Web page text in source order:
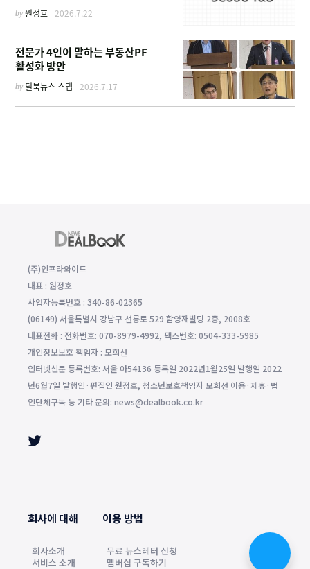
by원정호 2026.7.22
전문가 4인이 말하는 부동산PF
활성화 방안
by 딜북뉴스 스탭 2026.7.17
(주)인프라와이드
대표 : 원정호
사업자등록번호 : 340-86-02365
(06149) 서울특별시 강남구 선릉로 529 함양재빌딩 2층, 2008호
대표전화 : 전화번호: 070-8979-4992, 팩스번호: 0504-333-5985
개인정보보호 책임자 : 모희선
인터넷신문 등록번호: 서울 아54136 등록일 2022년1월25일 발행일 2022
년6월7일 발행인·편집인 원정호, 청소년보호책임자 모희선 이용·제휴·법
인단체구독 등 기타 문의: news@dealbook.co.kr
회사에 대해
회사소개
서비스 소개
이용 방법
무료 뉴스레터 신청
멤버십 구독하기